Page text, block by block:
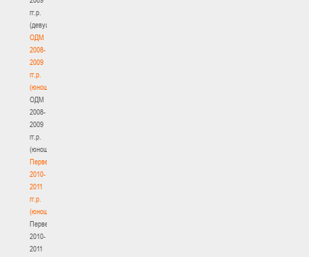
гг.р.
(девушки)
ОДМ
2008-
2009
гг.р.
(юноши)
ОДМ
2008-
2009
гг.р.
(юноши)
Первенство
2010-
2011
гг.р.
(юноши)
Первенство
2010-
2011